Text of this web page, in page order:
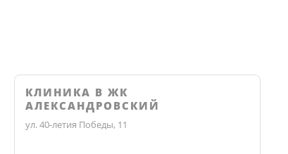
КЛИНИКА В ЖК
АЛЕКСАНДРОВСКИЙ
ул. 40-летия Победы, 11